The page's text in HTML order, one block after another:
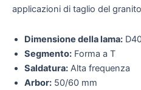
applicazioni di taglio del
Dimensione della lama:
Segmento: Forma a T
Saldatura: Alta frequenza
Arbor: 50/60 mm